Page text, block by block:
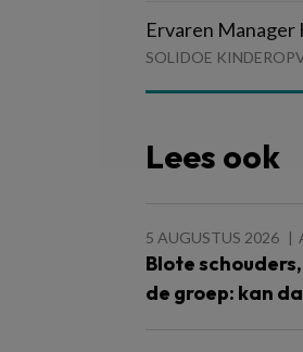
Ervaren Manager
SOLIDOE
Lees ook
5 AUGUSTUS 2026
Blote
de groep: kan